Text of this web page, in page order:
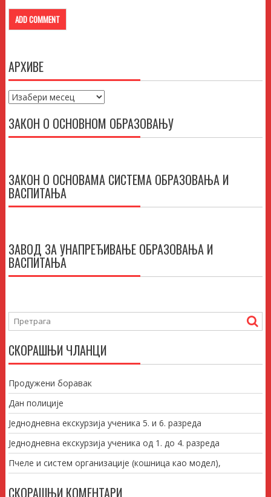
АРХИВЕ
Архиве
ЗАКОН О ОСНОВНОМ ОБРАЗОВАЊУ
ЗАКОН О ОСНОВАМА СИСТЕМА ОБРАЗОВАЊА И
ВАСПИТАЊА
ЗАВОД ЗА УНАПРЕЂИВАЊЕ ОБРАЗОВАЊА И
ВАСПИТАЊА
СКОРАШЊИ ЧЛАНЦИ
Продужени боравак
Дан полиције
Једнодневна екскурзија ученика 5. и 6. разреда
Једнодневна екскурзија ученика од 1. до 4. разреда
Пчеле и систем организације (кошница као модел),
СКОРАШЊИ КОМЕНТАРИ